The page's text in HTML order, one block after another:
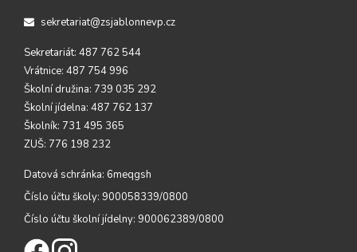
sekretariat@zsjablonnevp.cz
Sekretariát: 487 762 544
Vrátnice: 487 754 996
Školní družina: 739 035 292
Školní jídelna: 487 762 137
Školník: 731 495 365
ZUŠ: 776 198 232
Datová schránka: 6meqgsh
Číslo účtu školy: 900058339/0800
Číslo účtu školní jídelny: 900062389/0800